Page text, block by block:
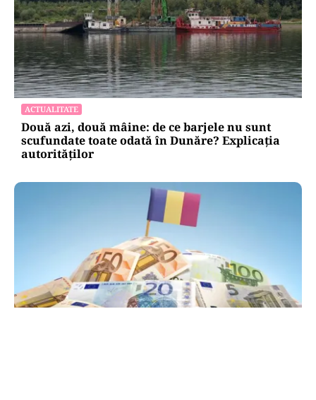
ACTUALITATE
Două azi, două mâine: de ce barjele nu sunt
scufundate toate odată în Dunăre? Explicația
autorităților